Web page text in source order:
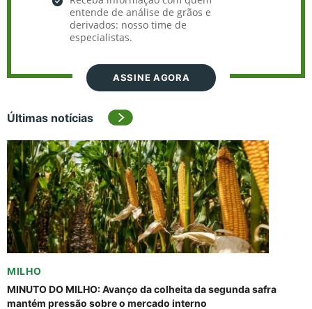
entende de análise de grãos e
derivados: nosso time de
especialistas.
ASSINE AGORA
Últimas notícias
MILHO
MINUTO DO MILHO: Avanço da colheita da segunda safra
mantém pressão sobre o mercado interno